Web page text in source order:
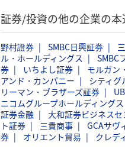
証券/投資の他の企業の本
野村證券 SMBC日興証券
ル・ホールディングス
SMBC
券
いちよし証券 モルガン
アンド・カンパニー
シティグ
リーマン・ブラザーズ証券
ニコムグループホールディングス
証券金融
大和証券ビジネスセ
ト証券
三貴商事 GCAサヴ
券
オリエント貿易 クレデ